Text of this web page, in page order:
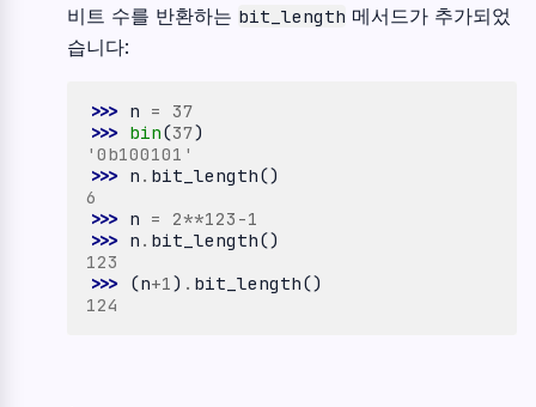
비트 수를 반환하는 bit_length 메서드가 추가되었
습니다:
>>> n =
37
>>> bin(37)
'0b100101'
>>> n . bit_length()
6
>>> n = 2**123 -1
>>> n . bit_length()
123
>>>
(n+1) . bit_length()
124